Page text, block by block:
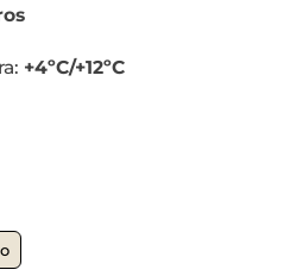
+4ºC/+12ºC